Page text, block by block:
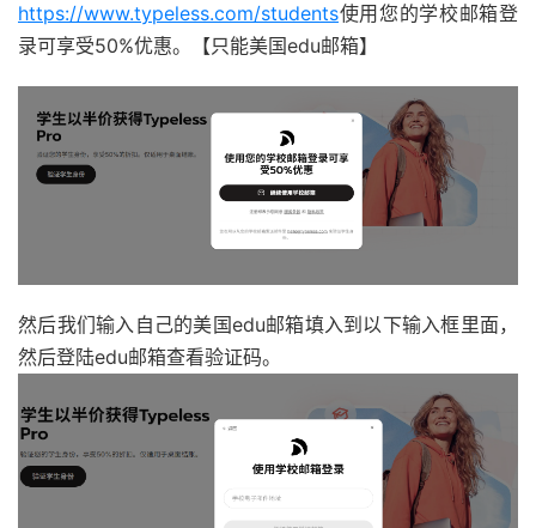
https://www.typeless.com/students使用您的学校邮箱登
录可享受50%优惠。【只能美国edu邮箱】
然后我们输入自己的美国edu邮箱填入到以下输入框里面，
然后登陆edu邮箱查看验证码。